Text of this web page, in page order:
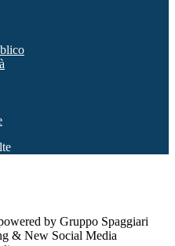
by Gruppo Spaggiari
& New Social Media